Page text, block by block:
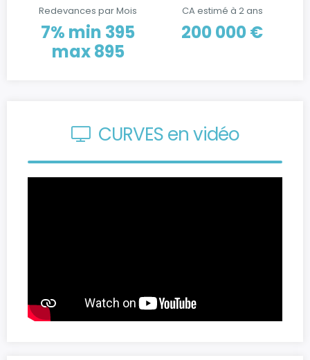
Redevances par Mois
7% min 395
max 895
CA estimé à 2 ans
200 000 €
CURVES en vidéo